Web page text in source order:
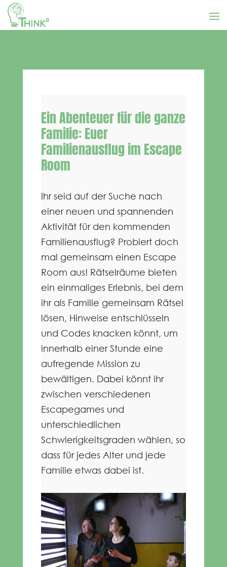
Ein Abenteuer für die ganze
Familie: Euer
Familienausflug im Escape
Room
Ihr seid auf der Suche nach
einer neuen und spannenden
Aktivität für den kommenden
Familienausflug? Probiert doch
mal gemeinsam einen Escape
Room aus! Rätselräume bieten
ein einmaliges Erlebnis, bei dem
ihr als Familie gemeinsam Rätsel
lösen, Hinweise entschlüsseln
und Codes knacken könnt, um
innerhalb einer Stunde eine
aufregende Mission zu
bewältigen. Dabei könnt ihr
zwischen verschiedenen
Escapegames und
unterschiedlichen
Schwierigkeitsgraden wählen, so
dass für jedes Alter und jede
Familie etwas dabei ist.